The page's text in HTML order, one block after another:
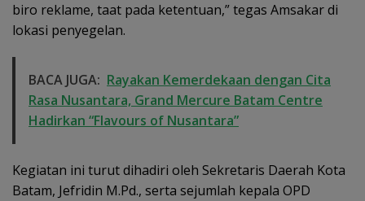
biro reklame, taat pada ketentuan,” tegas Amsakar di
lokasi penyegelan.
BACA JUGA: Rayakan Kemerdekaan dengan Cita
Rasa Nusantara, Grand Mercure Batam Centre
Hadirkan “Flavours of Nusantara”
Kegiatan ini turut dihadiri oleh Sekretaris Daerah Kota
Batam, Jefridin M.Pd., serta sejumlah kepala OPD